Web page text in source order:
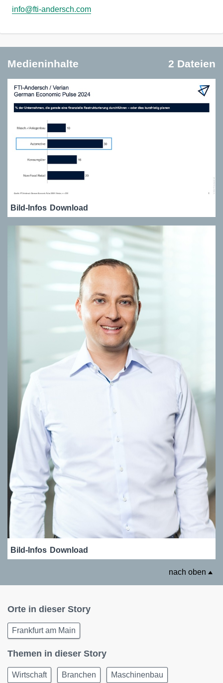
info@fti-andersch.com
Medieninhalte 2 Dateien
Bild-Infos Download
Bild-Infos Download
nach oben
Orte in dieser Story
Frankfurt am Main
Themen in dieser Story
Wirtschaft Branchen Maschinenbau